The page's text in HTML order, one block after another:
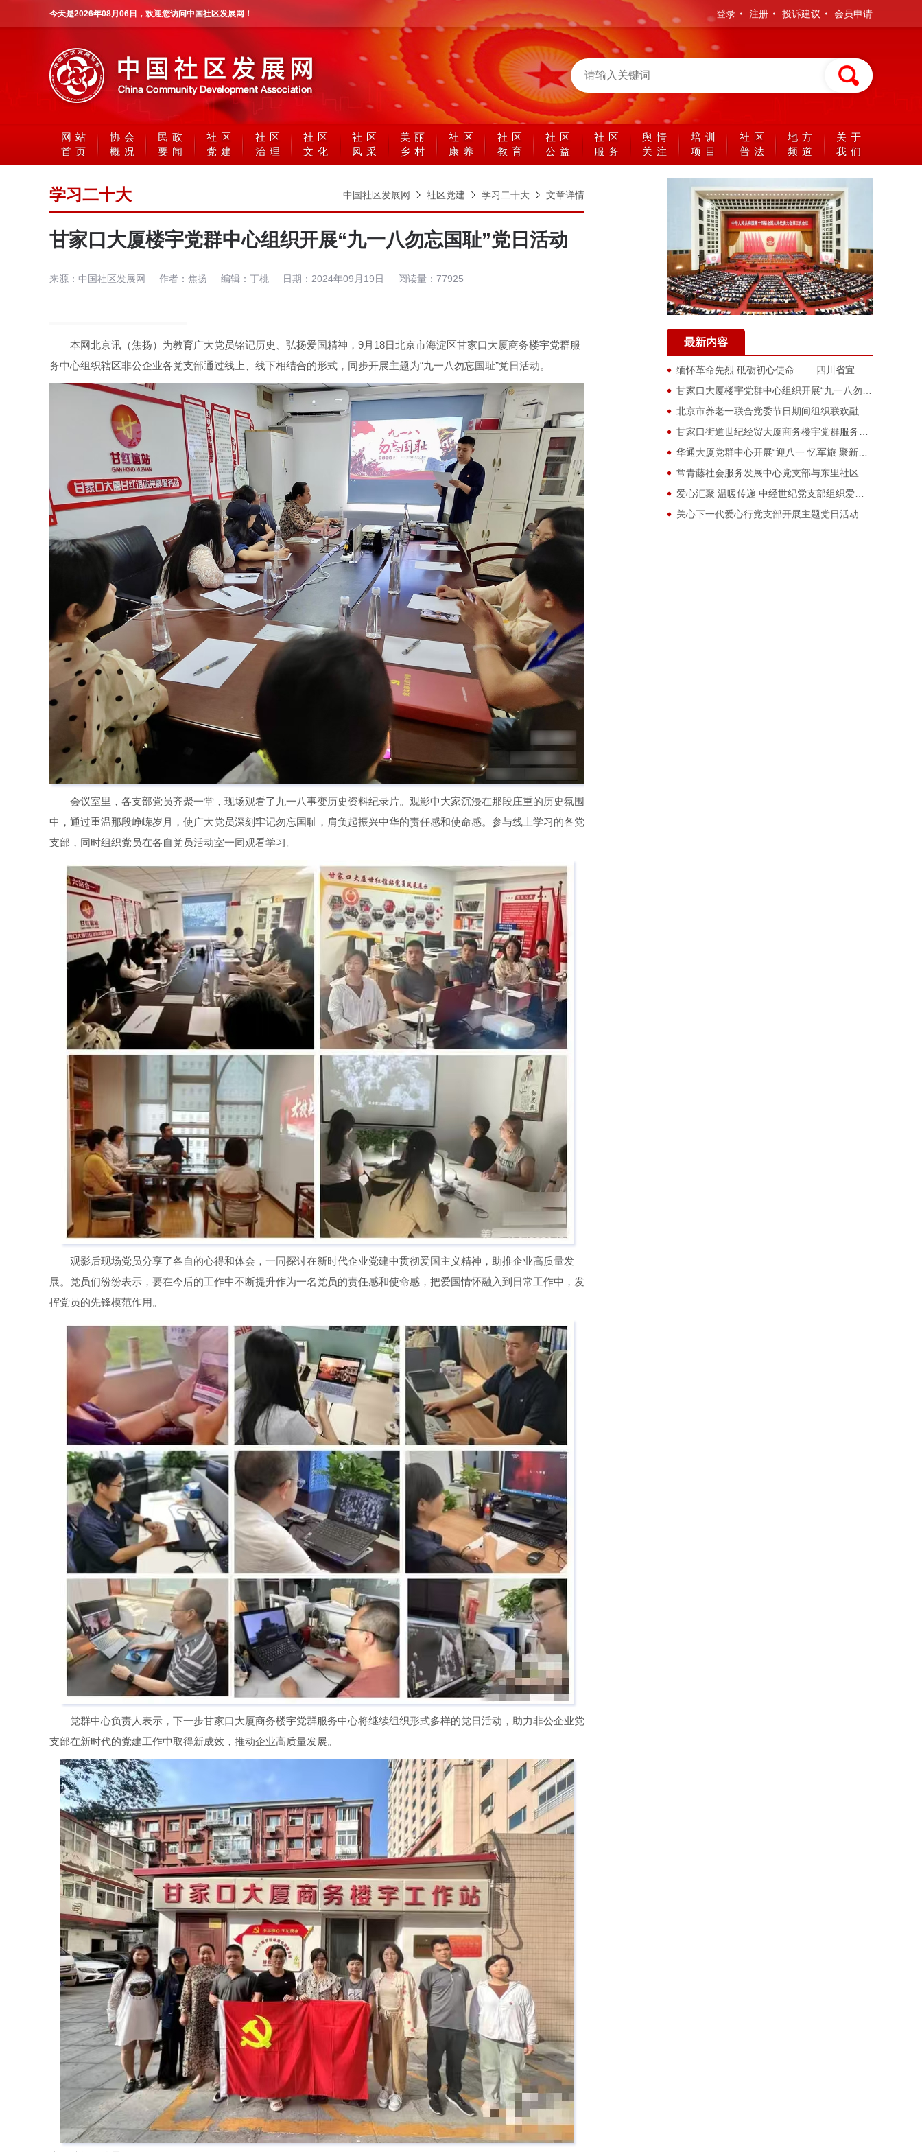
今天是2026年08月06日 ，欢迎您访问中国社区发展网！ 登录 注册 投诉建议 会员申请
网站
首页
协会
概况
民政
要闻
社区
党建
社区
治理
社区
文化
社区
风采
美丽
乡村
社区
康养
社区
教育
社区
公益
社区
服务
舆情
关注
培训
项目
社区
普法
地方
频道
关于
我们
学习二十大 中国社区发展网 社区党建 学习二十大 文章详情
甘家口大厦楼宇党群中心组织开展“九一八勿忘国耻”党日活动
来源： 中国社区发展网 作者： 焦扬 编辑： 丁桃 日期： 2024年09月19日 阅读量： 77925
本网北京讯（焦扬）为教育广大党员铭记历史、弘扬爱国精神，9月18日北京市海淀区甘家口大厦商务楼宇党群服
务中心组织辖区非公企业各党支部通过线上、线下相结合的形式，同步开展主题为“九一八勿忘国耻”党日活动。
会议室里，各支部党员齐聚一堂，现场观看了九一八事变历史资料纪录片。观影中大家沉浸在那段庄重的历史氛围
中，通过重温那段峥嵘岁月，使广大党员深刻牢记勿忘国耻，肩负起振兴中华的责任感和使命感。参与线上学习的各党
支部，同时组织党员在各自党员活动室一同观看学习。
观影后现场党员分享了各自的心得和体会，一同探讨在新时代企业党建中贯彻爱国主义精神，助推企业高质量发
展。党员们纷纷表示，要在今后的工作中不断提升作为一名党员的责任感和使命感，把爱国情怀融入到日常工作中，发
挥党员的先锋模范作用。
党群中心负责人表示，下一步甘家口大厦商务楼宇党群服务中心将继续组织形式多样的党日活动，助力非公企业党
支部在新时代的党建工作中取得新成效，推动企业高质量发展。
最新内容
缅怀革命先烈 砥砺初心使命 ——四川省宜宾市叙州区南岸街道鱼池社区党委开展清明祭扫革命先烈活动
甘家口大厦楼宇党群中心组织开展“九一八勿忘国耻”党日活动
北京市养老一联合党委节日期间组织联欢融合活动
甘家口街道世纪经贸大厦商务楼宇党群服务中心开展主题读书会活动
华通大厦党群中心开展“迎八一 忆军旅 聚新力 共奋进”主题活动
常青藤社会服务发展中心党支部与东里社区党委开展共建活动
爱心汇聚 温暖传递 中经世纪党支部组织爱心捐款活动
关心下一代爱心行党支部开展主题党日活动